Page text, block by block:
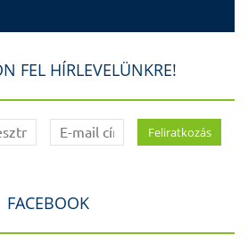
FEL HÍRLEVELÜNKRE!
FACEBOOK